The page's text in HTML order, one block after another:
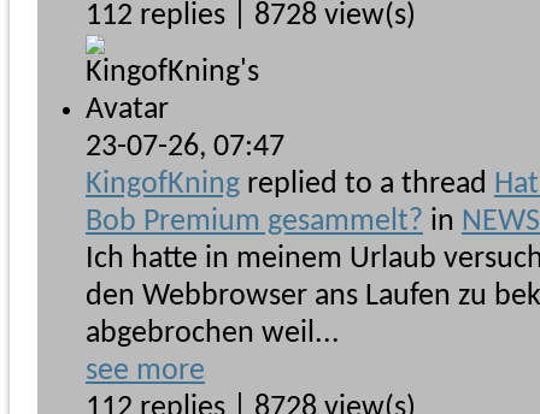
112 replies | 8728 view(s)
23-07-26, 07:47
KingofKning replied to a thread
Bob Premium gesammelt? in
Ich hatte in meinem Urlaub
den Webbrowser ans Laufen zu
abgebrochen weil...
see more